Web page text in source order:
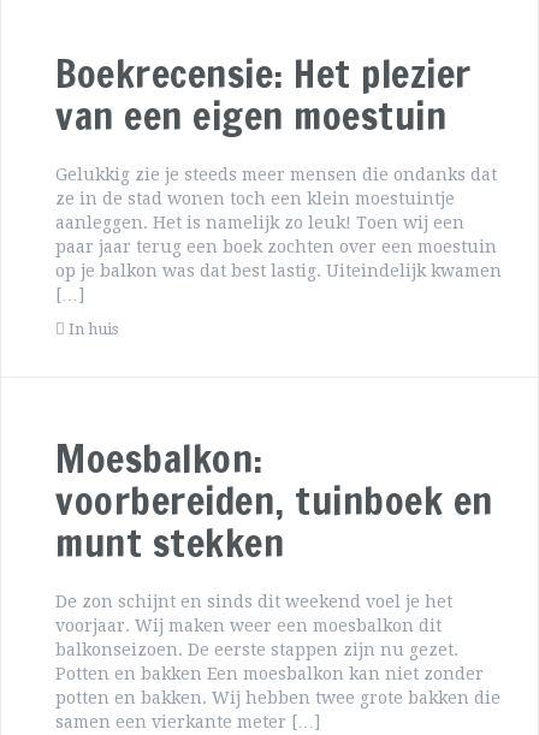
Boekrecensie: Het plezier
van een eigen moestuin
Gelukkig zie je steeds meer mensen die ondanks dat
ze in de stad wonen toch een klein moestuintje
aanleggen. Het is namelijk zo leuk! Toen wij een
paar jaar terug een boek zochten over een moestuin
op je balkon was dat best lastig. Uiteindelijk kwamen
[…]
In huis
Moesbalkon:
voorbereiden, tuinboek en
munt stekken
De zon schijnt en sinds dit weekend voel je het
voorjaar. Wij maken weer een moesbalkon dit
balkonseizoen. De eerste stappen zijn nu gezet.
Potten en bakken Een moesbalkon kan niet zonder
potten en bakken. Wij hebben twee grote bakken die
samen een vierkante meter […]